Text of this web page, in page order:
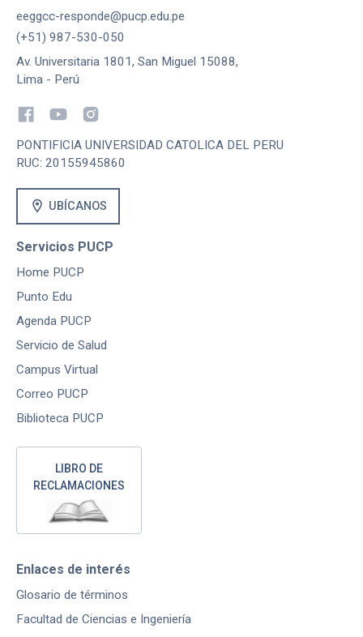
eeggcc-responde@pucp.edu.pe
(+51) 987-530-050
Av. Universitaria 1801, San Miguel 15088,
Lima - Perú
PONTIFICIA UNIVERSIDAD CATOLICA DEL PERU
RUC: 20155945860
location_on UBÍCANOS
Servicios PUCP
Home PUCP
Punto Edu
Agenda PUCP
Servicio de Salud
Campus Virtual
Correo PUCP
Biblioteca PUCP
LIBRO DE
RECLAMACIONES
Enlaces de interés
Glosario de términos
Facultad de Ciencias e Ingeniería